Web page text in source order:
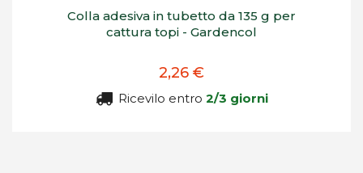
Colla adesiva in tubetto da 135 g per
cattura topi - Gardencol
2,26 €
Ricevilo entro 2/3 giorni